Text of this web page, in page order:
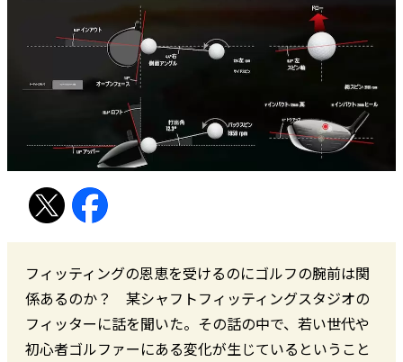
フィッティングの恩恵を受けるのにゴルフの腕前は関
係あるのか？ 某シャフトフィッティングスタジオの
フィッターに話を聞いた。その話の中で、若い世代や
初心者ゴルファーにある変化が生じているということ